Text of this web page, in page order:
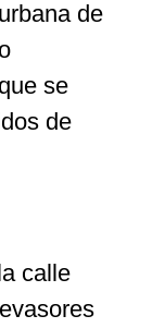
de
se
de
calle